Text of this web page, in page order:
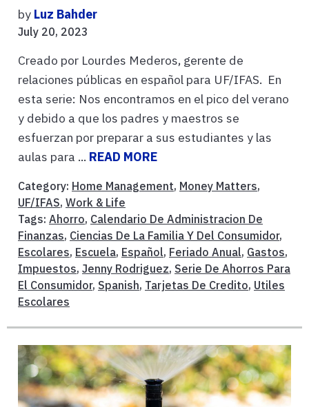
by Luz Bahder
July 20, 2023
Creado por Lourdes Mederos, gerente de
relaciones públicas en español para UF/IFAS. En
esta serie: Nos encontramos en el pico del verano
y debido a que los padres y maestros se
esfuerzan por preparar a sus estudiantes y las
aulas para ... READ MORE
Category: Home Management, Money Matters,
UF/IFAS, Work & Life
Tags: Ahorro, Calendario De Administracion De
Finanzas, Ciencias De La Familia Y Del Consumidor,
Escolares, Escuela, Español, Feriado Anual, Gastos,
Impuestos, Jenny Rodriguez, Serie De Ahorros Para
El Consumidor, Spanish, Tarjetas De Credito, Utiles
Escolares